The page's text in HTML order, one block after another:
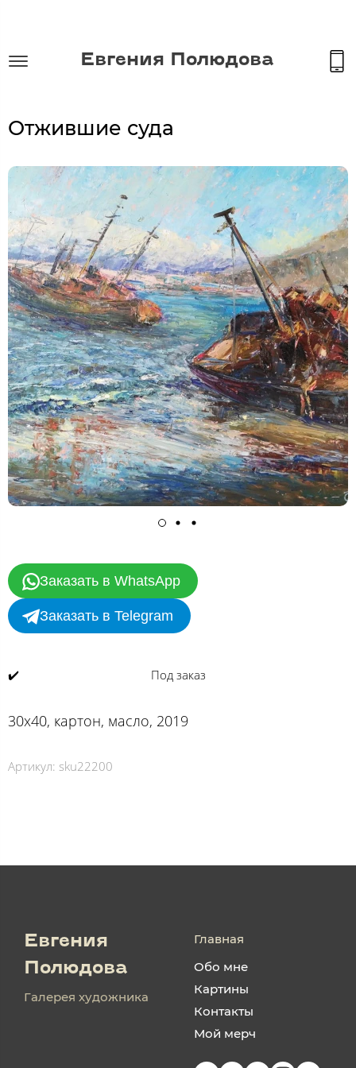
Евгения Полюдова
Отжившие суда
Заказать в WhatsApp
Заказать в Telegram
✔️ Под заказ
30х40, картон, масло, 2019
Артикул: sku22200
Евгения
Полюдова
Галерея художника
Главная
Обо мне
Картины
Контакты
Мой мерч